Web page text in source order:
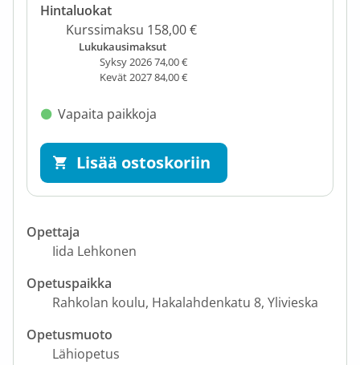
Hintaluokat
Kurssimaksu 158,00 €
Lukukausimaksut
Syksy 2026 74,00 €
Kevät 2027 84,00 €
Vapaita paikkoja
Lisää ostoskoriin
Opettaja
Iida Lehkonen
Opetuspaikka
Rahkolan koulu Hakalahdenkatu 8 Ylivieska
Opetusmuoto
Lähiopetus